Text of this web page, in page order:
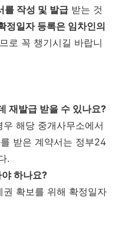
를 작성 및 발급 받는 것
정일자 등록은 임차인의
로 꼭 챙기시길 바랍니
재발급 받을 수 있나요?
해당 중개사무소에서
받은 계약서는 정부24
.
하나요?
확보를 위해 확정일자